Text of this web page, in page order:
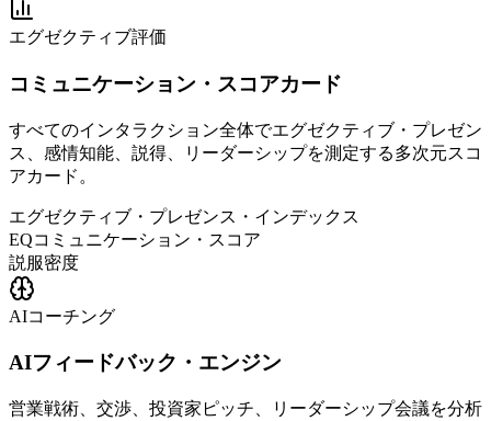
エグゼクティブ評価
コミュニケーション・スコアカード
すべてのインタラクション全体でエグゼクティブ・プレゼン
ス、感情知能、説得、リーダーシップを測定する多次元スコ
アカード。
エグゼクティブ・プレゼンス・インデックス
EQコミュニケーション・スコア
説服密度
AIコーチング
AIフィードバック・エンジン
営業戦術、交渉、投資家ピッチ、リーダーシップ会議を分析